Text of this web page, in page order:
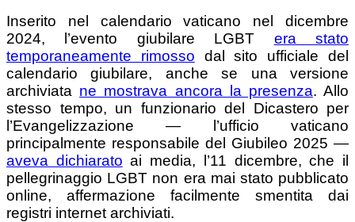
Inserito nel calendario vaticano nel dicembre
2024, l’evento giubilare LGBT era stato
temporaneamente rimosso dal sito ufficiale del
calendario giubilare, anche se una versione
archiviata ne mostrava ancora la presenza. Allo
stesso tempo, un funzionario del Dicastero per
l’Evangelizzazione — l’ufficio vaticano
principalmente responsabile del Giubileo 2025 —
aveva dichiarato ai media, l’11 dicembre, che il
pellegrinaggio LGBT non era mai stato pubblicato
online, affermazione facilmente smentita dai
registri internet archiviati.